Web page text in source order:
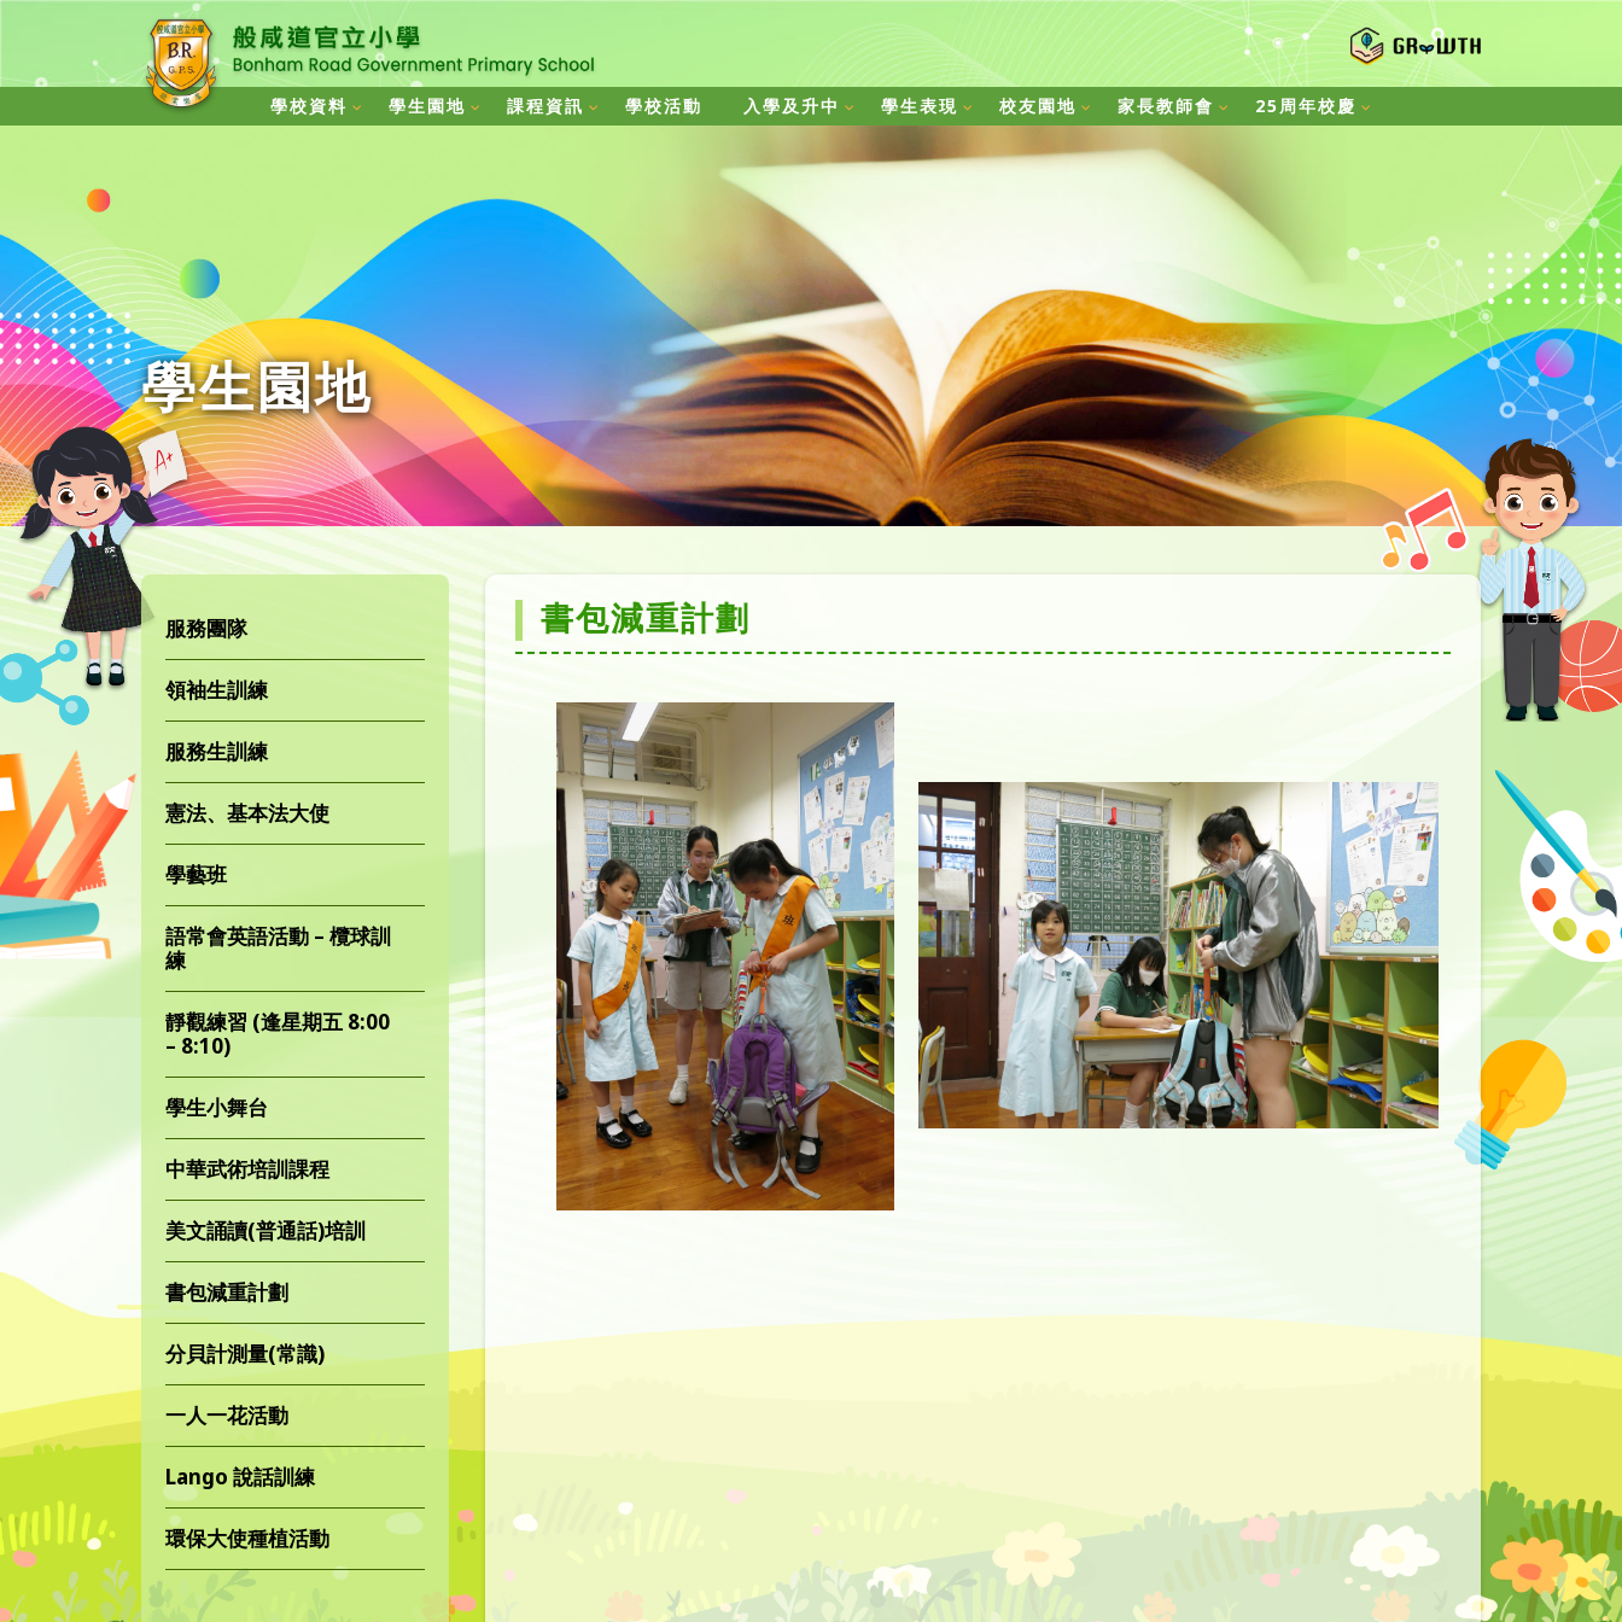
學校資料 學生園地 課程資訊 學校活動 入學及升中 學生表現 校友園地 家長教師會 25周年校慶
學生園地
服務團隊
領袖生訓練
服務生訓練
憲法、基本法大使
學藝班
語常會英語活動 – 欖球訓
練
靜觀練習 (逢星期五 8:00
– 8:10)
學生小舞台
中華武術培訓課程
美文誦讀(普通話)培訓
書包減重計劃
分貝計測量(常識)
一人一花活動
Lango 說話訓練
環保大使種植活動
書包減重計劃